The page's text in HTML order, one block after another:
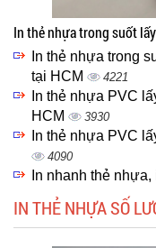
In thẻ nhựa trong suốt
In thẻ nhựa trong
tại HCM
4221
In thẻ nhựa PVC
HCM
3930
In thẻ nhựa PVC
4090
In nhanh thẻ
IN THẺ NHỰA SỐ